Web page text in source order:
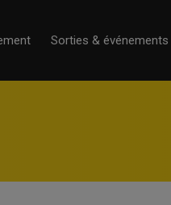
Sorties & événements